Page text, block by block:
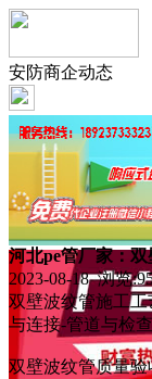
安防商企动态
河北pe管厂家：
2023-08-18 浏览:
双壁波纹管施工
与连接-管道与检
双壁波纹管质量验